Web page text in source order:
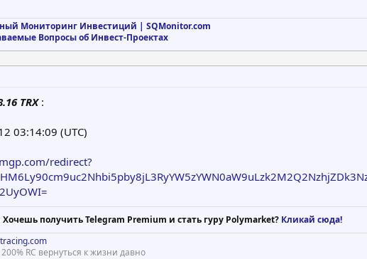
Мониторинг Инвестиций | SQMonitor.com
Вопросы об Инвест-Проектах
TRX:
03:14:09 (UTC)
redirect?
Хочешь получить Telegram Premium и стать гуру Polymarket? Кликай сюда!
RC вернуться к жизни давно